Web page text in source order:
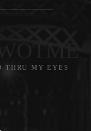
THRU MY EYES